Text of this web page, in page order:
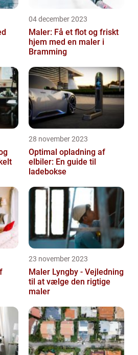
04 december 2023
Maler: Få et flot og friskt
hjem med en maler i
Bramming
28 november 2023
Optimal opladning af
elbiler: En guide til
ladebokse
23 november 2023
Maler Lyngby - Vejledning
til at vælge den rigtige
maler